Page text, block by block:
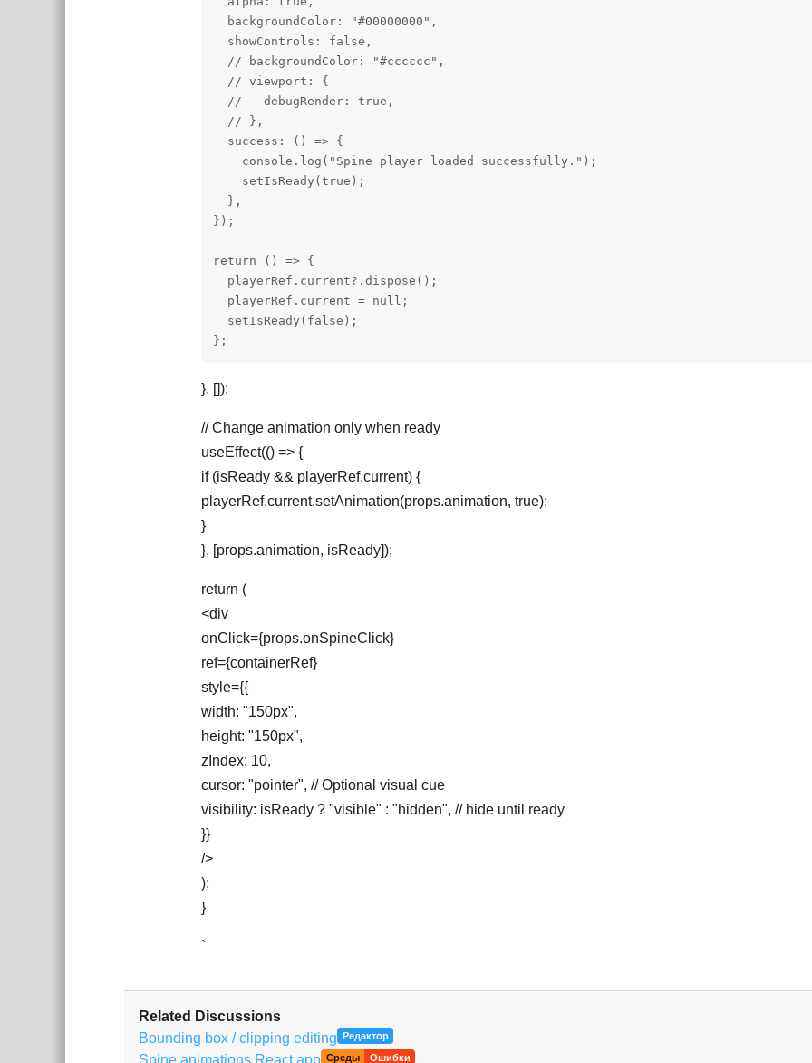
  backgroundColor: "#00000000",
  showControls: false,
  // backgroundColor: "#cccccc",
  // viewport: {
  //   debugRender: true,
  // },
  success: () => {
    console.log("Spine player loaded successfully.");
    setIsReady(true);
  },
});
return () => {
  playerRef.current?.dispose();
  playerRef.current = null;
  setIsReady(false);
};
}, []);
// Change animation only when ready
useEffect(() => {
if (isReady && playerRef.current) {
playerRef.current.setAnimation(props.animation, true);
}
}, [props.animation, isReady]);
return (
<div
onClick={props.onSpineClick}
ref={containerRef}
style={{
width: "150px",
height: "150px",
zIndex: 10,
cursor: "pointer", // Optional visual cue
visibility: isReady ? "visible" : "hidden", // hide until ready
}}
/>
);
}
`
Related Discussions
Bounding box / clipping editing Редактор
Spine animations React app Среды Ошибки